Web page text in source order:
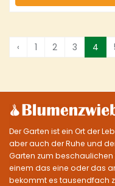
‹ 1 2 3 4
Der Garten ist ein Ort der
aber auch der Ruhe und
Garten zum beschaulichen
einem das eine oder das
bekommt es tausendfach